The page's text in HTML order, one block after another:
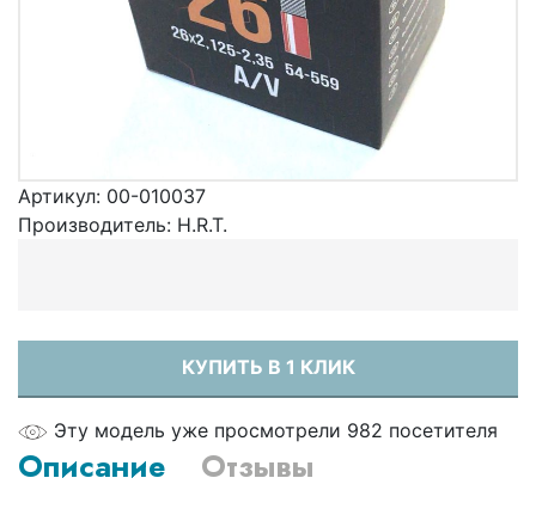
Артикул: 00-010037
Производитель: H.R.T.
КУПИТЬ В 1 КЛИК
Эту модель уже просмотрели 982 посетителя
Описание Отзывы